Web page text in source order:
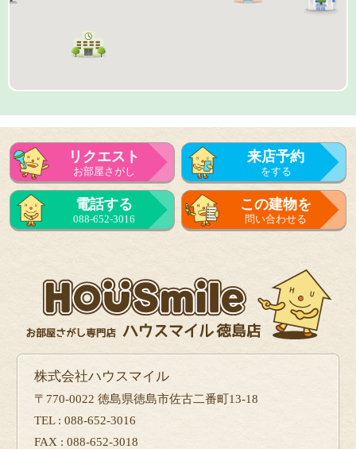
リクエスト
お部屋さがし
来店予約
をする
来店予約
をする
電話する
088-652-3016
この建物を
問い合わせる
株式会社ハウスマイル
〒770-0022 徳島県徳島市佐古二番町13-18
TEL : 088-652-3016
FAX : 088-652-3018